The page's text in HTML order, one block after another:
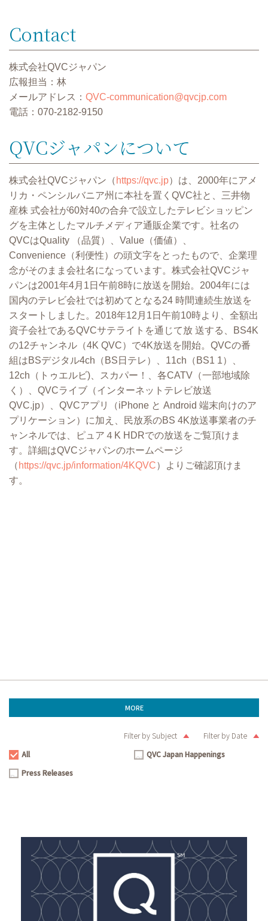
Contact
株式会社QVCジャパン
広報担当：林
メールアドレス： QVC-communication@qvcjp.com
電話：070-2182-9150
QVCジャパンについて
株式会社QVCジャパン（ https://qvc.jp）は、2000年にアメ
リカ・ペンシルバニア州に本社を置くQVC社と、三井物
産株 式会社が60対40の合弁で設⽴したテレビショッピン
グを主体としたマルチメディア通販企業です。社名の
QVCはQuality （品質）、Value（価値）、
Convenience（利便性）の頭⽂字をとったもので、企業理
念がそのまま会社名になっています。株式会社QVCジャ
パンは2001年4⽉1⽇午前8時に放送を開始。2004年には
国内のテレビ会社では初めてとなる24 時間連続⽣放送を
スタートしました。2018年12⽉1⽇午前10時より、全額出
資⼦会社であるQVCサテライトを通じて放 送する、BS4K
の12チャンネル（4K QVC）で4K放送を開始。QVCの番
組はBSデジタル4ch（BS⽇テレ）、11ch（BS1 1）、
12ch（トゥエルビ)、スカパー！、各CATV（⼀部地域除
く）、QVCライブ（インターネットテレビ放送
QVC.jp）、QVCアプリ（iPhone と Android 端末向けのア
プリケーション）に加え、⺠放系のBS 4K放送事業者のチ
ャンネルでは、ピュア４K HDRでの放送をご覧頂けま
す。詳細はQVCジャパンのホームページ
（ https://qvc.jp/information/4KQVC）よりご確認頂けま
す。
MORE
Filter by Subject Filter by Date
All All
QVCQVC Japan Happenings
PressPress Releases